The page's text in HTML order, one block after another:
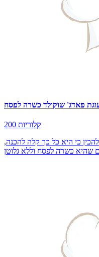
פאדג' שוקולד כשרה לפסח
200 קלוריות
כי היא כל כך קלה להכנה,
שהיא כשרה לפסח וללא גלוטן